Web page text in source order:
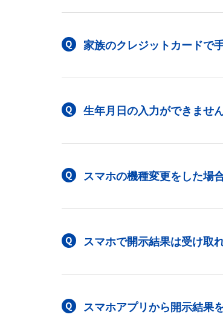
家族のクレジットカードで
生年月日の入力ができませ
スマホの機種変更をした場
スマホで開示結果は受け取
スマホアプリから開示結果